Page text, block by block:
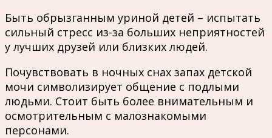
Быть обрызганным уриной детей – испытать
сильный стресс из-за больших неприятностей
у лучших друзей или близких людей.
Почувствовать в ночных снах запах детской
мочи символизирует общение с подлыми
людьми. Стоит быть более внимательным и
осмотрительным с малознакомыми
персонами.